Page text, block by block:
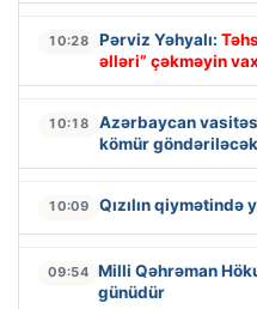
10:28 Pərviz Yəhyalı:
əlləri” çəkməyin
10:18
Azərbaycan
kömür göndəriləcək
10:09 Qızılın qiymətində
09:54 Milli Qəhrəman
günüdür